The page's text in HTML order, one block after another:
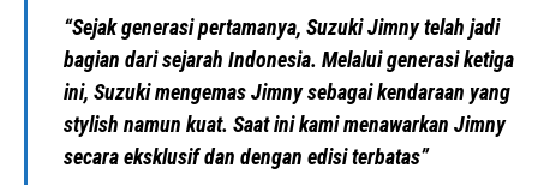
“Sejak generasi pertamanya, Suzuki Jimny telah jadi
bagian dari sejarah Indonesia. Melalui generasi ketiga
ini, Suzuki mengemas Jimny sebagai kendaraan yang
stylish namun kuat. Saat ini kami menawarkan Jimny
secara eksklusif dan dengan edisi terbatas”